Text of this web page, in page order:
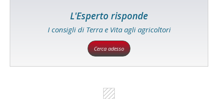
L'Esperto risponde
I consigli di Terra e Vita agli agricoltori
Cerca adesso